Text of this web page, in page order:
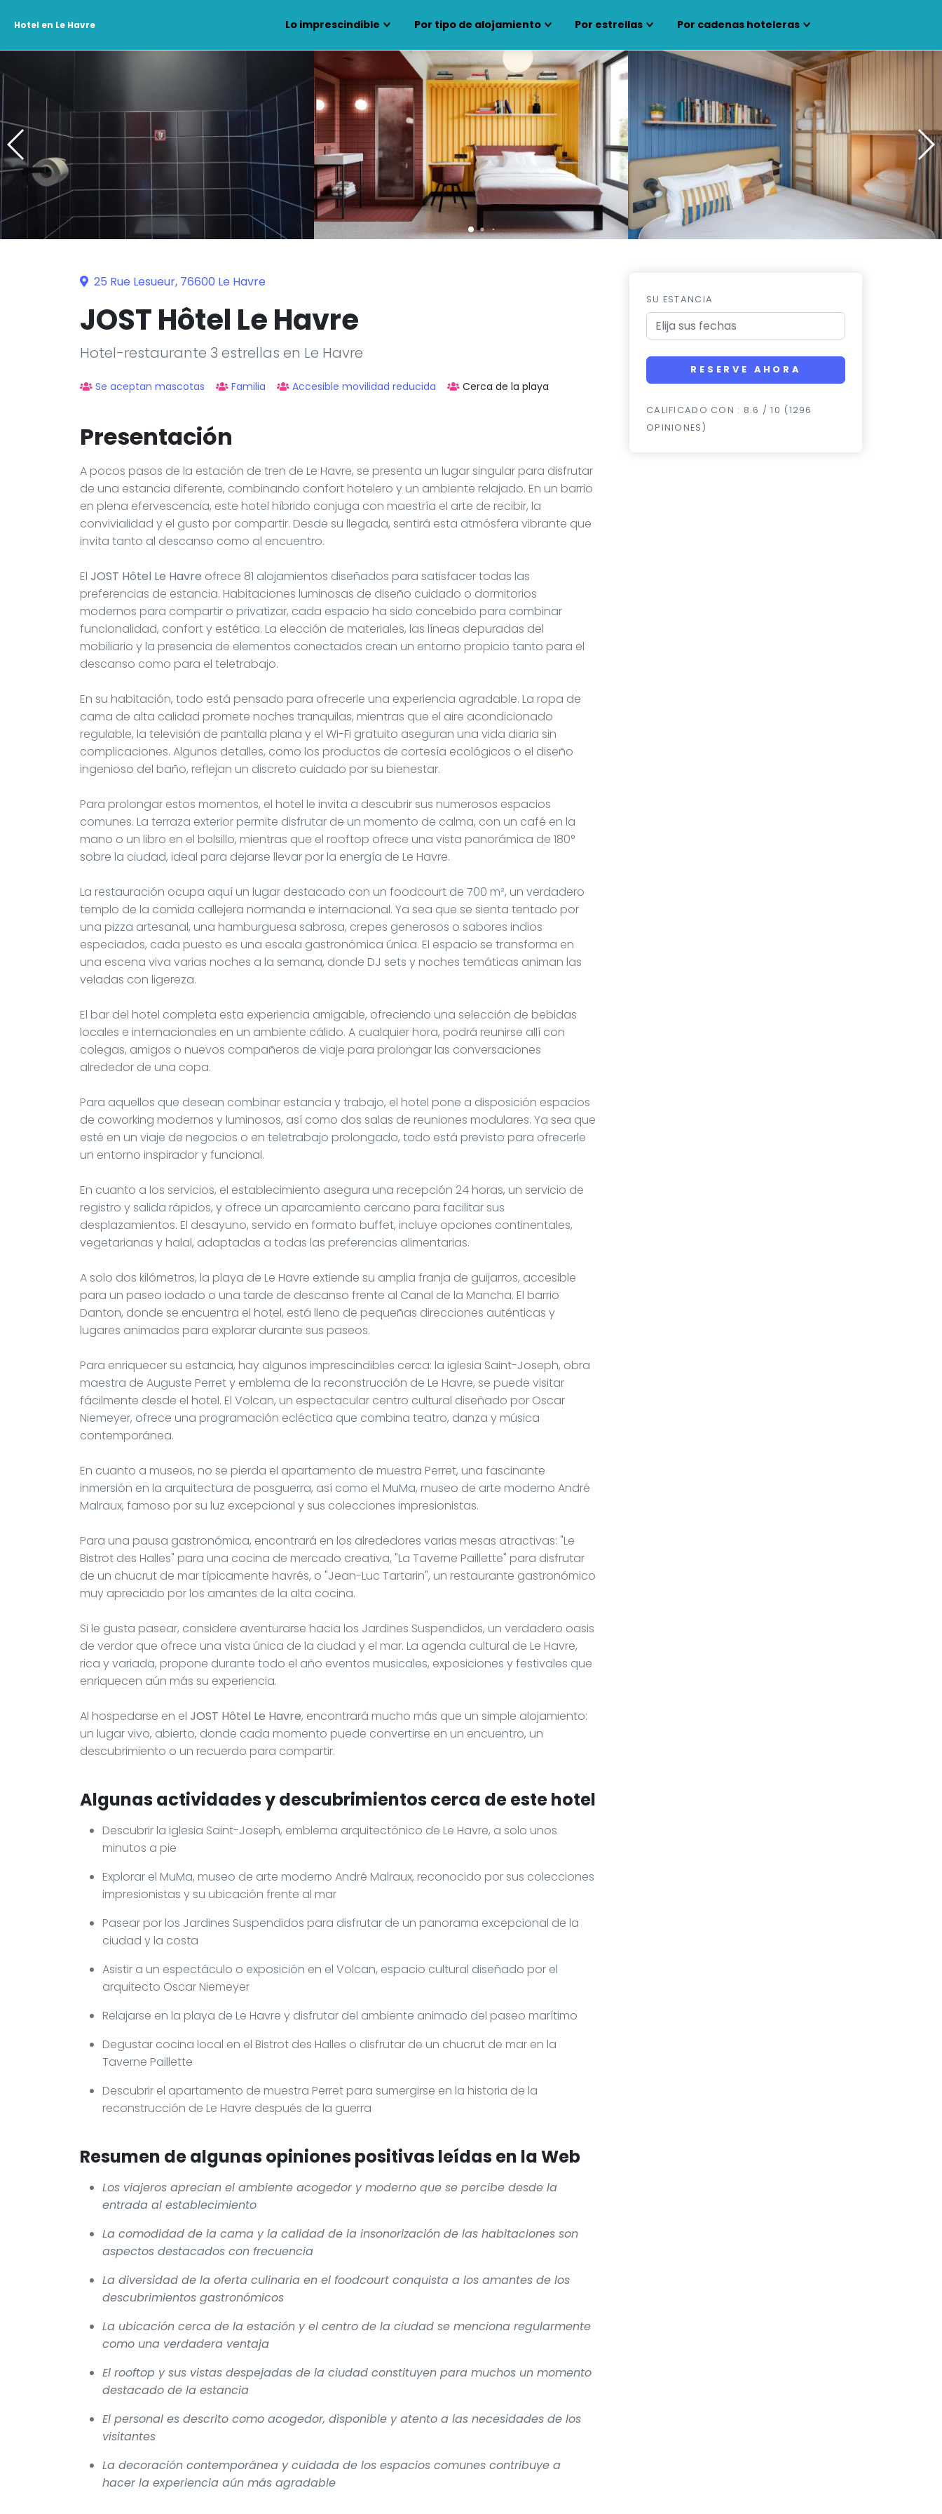
Hotel en Le Havre Lo imprescindible Por tipo de alojamiento Por estrellas Por cadenas hoteleras
25 Rue Lesueur, 76600 Le Havre
JOST Hôtel Le Havre
Hotel-restaurante 3 estrellas en Le Havre
Se aceptan mascotas Familia Accesible movilidad reducida Cerca de la playa
Presentación
A pocos pasos de la estación de tren de Le Havre, se presenta un lugar singular para disfrutar
de una estancia diferente, combinando confort hotelero y un ambiente relajado. En un barrio
en plena efervescencia, este hotel híbrido conjuga con maestría el arte de recibir, la
convivialidad y el gusto por compartir. Desde su llegada, sentirá esta atmósfera vibrante que
invita tanto al descanso como al encuentro.
El JOST Hôtel Le Havre ofrece 81 alojamientos diseñados para satisfacer todas las
preferencias de estancia. Habitaciones luminosas de diseño cuidado o dormitorios
modernos para compartir o privatizar, cada espacio ha sido concebido para combinar
funcionalidad, confort y estética. La elección de materiales, las líneas depuradas del
mobiliario y la presencia de elementos conectados crean un entorno propicio tanto para el
descanso como para el teletrabajo.
En su habitación, todo está pensado para ofrecerle una experiencia agradable. La ropa de
cama de alta calidad promete noches tranquilas, mientras que el aire acondicionado
regulable, la televisión de pantalla plana y el Wi-Fi gratuito aseguran una vida diaria sin
complicaciones. Algunos detalles, como los productos de cortesía ecológicos o el diseño
ingenioso del baño, reflejan un discreto cuidado por su bienestar.
Para prolongar estos momentos, el hotel le invita a descubrir sus numerosos espacios
comunes. La terraza exterior permite disfrutar de un momento de calma, con un café en la
mano o un libro en el bolsillo, mientras que el rooftop ofrece una vista panorámica de 180°
sobre la ciudad, ideal para dejarse llevar por la energía de Le Havre.
La restauración ocupa aquí un lugar destacado con un foodcourt de 700 m², un verdadero
templo de la comida callejera normanda e internacional. Ya sea que se sienta tentado por
una pizza artesanal, una hamburguesa sabrosa, crepes generosos o sabores indios
especiados, cada puesto es una escala gastronómica única. El espacio se transforma en
una escena viva varias noches a la semana, donde DJ sets y noches temáticas animan las
veladas con ligereza.
El bar del hotel completa esta experiencia amigable, ofreciendo una selección de bebidas
locales e internacionales en un ambiente cálido. A cualquier hora, podrá reunirse allí con
colegas, amigos o nuevos compañeros de viaje para prolongar las conversaciones
alrededor de una copa.
Para aquellos que desean combinar estancia y trabajo, el hotel pone a disposición espacios
de coworking modernos y luminosos, así como dos salas de reuniones modulares. Ya sea que
esté en un viaje de negocios o en teletrabajo prolongado, todo está previsto para ofrecerle
un entorno inspirador y funcional.
En cuanto a los servicios, el establecimiento asegura una recepción 24 horas, un servicio de
registro y salida rápidos, y ofrece un aparcamiento cercano para facilitar sus
desplazamientos. El desayuno, servido en formato buffet, incluye opciones continentales,
vegetarianas y halal, adaptadas a todas las preferencias alimentarias.
A solo dos kilómetros, la playa de Le Havre extiende su amplia franja de guijarros, accesible
para un paseo iodado o una tarde de descanso frente al Canal de la Mancha. El barrio
Danton, donde se encuentra el hotel, está lleno de pequeñas direcciones auténticas y
lugares animados para explorar durante sus paseos.
Para enriquecer su estancia, hay algunos imprescindibles cerca: la iglesia Saint-Joseph, obra
maestra de Auguste Perret y emblema de la reconstrucción de Le Havre, se puede visitar
fácilmente desde el hotel. El Volcan, un espectacular centro cultural diseñado por Oscar
Niemeyer, ofrece una programación ecléctica que combina teatro, danza y música
contemporánea.
En cuanto a museos, no se pierda el apartamento de muestra Perret, una fascinante
inmersión en la arquitectura de posguerra, así como el MuMa, museo de arte moderno André
Malraux, famoso por su luz excepcional y sus colecciones impresionistas.
Para una pausa gastronómica, encontrará en los alrededores varias mesas atractivas: "Le
Bistrot des Halles" para una cocina de mercado creativa, "La Taverne Paillette" para disfrutar
de un chucrut de mar típicamente havrés, o "Jean-Luc Tartarin", un restaurante gastronómico
muy apreciado por los amantes de la alta cocina.
Si le gusta pasear, considere aventurarse hacia los Jardines Suspendidos, un verdadero oasis
de verdor que ofrece una vista única de la ciudad y el mar. La agenda cultural de Le Havre,
rica y variada, propone durante todo el año eventos musicales, exposiciones y festivales que
enriquecen aún más su experiencia.
Al hospedarse en el JOST Hôtel Le Havre, encontrará mucho más que un simple alojamiento:
un lugar vivo, abierto, donde cada momento puede convertirse en un encuentro, un
descubrimiento o un recuerdo para compartir.
Algunas actividades y descubrimientos cerca de este hotel
Descubrir la iglesia Saint-Joseph, emblema arquitectónico de Le Havre, a solo unos
minutos a pie
Explorar el MuMa, museo de arte moderno André Malraux, reconocido por sus colecciones
impresionistas y su ubicación frente al mar
Pasear por los Jardines Suspendidos para disfrutar de un panorama excepcional de la
ciudad y la costa
Asistir a un espectáculo o exposición en el Volcan, espacio cultural diseñado por el
arquitecto Oscar Niemeyer
Relajarse en la playa de Le Havre y disfrutar del ambiente animado del paseo marítimo
Degustar cocina local en el Bistrot des Halles o disfrutar de un chucrut de mar en la
Taverne Paillette
Descubrir el apartamento de muestra Perret para sumergirse en la historia de la
reconstrucción de Le Havre después de la guerra
Resumen de algunas opiniones positivas leídas en la Web
Los viajeros aprecian el ambiente acogedor y moderno que se percibe desde la
entrada al establecimiento
La comodidad de la cama y la calidad de la insonorización de las habitaciones son
aspectos destacados con frecuencia
La diversidad de la oferta culinaria en el foodcourt conquista a los amantes de los
descubrimientos gastronómicos
La ubicación cerca de la estación y el centro de la ciudad se menciona regularmente
como una verdadera ventaja
El rooftop y sus vistas despejadas de la ciudad constituyen para muchos un momento
destacado de la estancia
El personal es descrito como acogedor, disponible y atento a las necesidades de los
visitantes
La decoración contemporánea y cuidada de los espacios comunes contribuye a
hacer la experiencia aún más agradable
SU ESTANCIA
RESERVE AHORA
CALIFICADO CON : 8.6 / 10 (1296
OPINIONES)